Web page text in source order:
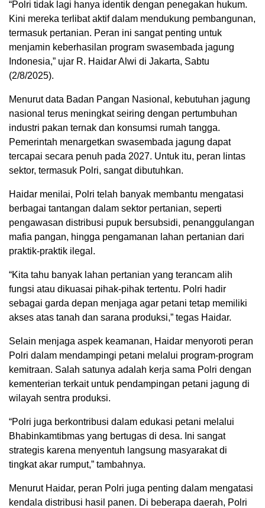
“Polri tidak lagi hanya identik dengan penegakan hukum.
Kini mereka terlibat aktif dalam mendukung pembangunan,
termasuk pertanian. Peran ini sangat penting untuk
menjamin keberhasilan program swasembada jagung
Indonesia,” ujar R. Haidar Alwi di Jakarta, Sabtu
(2/8/2025).
Menurut data Badan Pangan Nasional, kebutuhan jagung
nasional terus meningkat seiring dengan pertumbuhan
industri pakan ternak dan konsumsi rumah tangga.
Pemerintah menargetkan swasembada jagung dapat
tercapai secara penuh pada 2027. Untuk itu, peran lintas
sektor, termasuk Polri, sangat dibutuhkan.
Haidar menilai, Polri telah banyak membantu mengatasi
berbagai tantangan dalam sektor pertanian, seperti
pengawasan distribusi pupuk bersubsidi, penanggulangan
mafia pangan, hingga pengamanan lahan pertanian dari
praktik-praktik ilegal.
“Kita tahu banyak lahan pertanian yang terancam alih
fungsi atau dikuasai pihak-pihak tertentu. Polri hadir
sebagai garda depan menjaga agar petani tetap memiliki
akses atas tanah dan sarana produksi,” tegas Haidar.
Selain menjaga aspek keamanan, Haidar menyoroti peran
Polri dalam mendampingi petani melalui program-program
kemitraan. Salah satunya adalah kerja sama Polri dengan
kementerian terkait untuk pendampingan petani jagung di
wilayah sentra produksi.
“Polri juga berkontribusi dalam edukasi petani melalui
Bhabinkamtibmas yang bertugas di desa. Ini sangat
strategis karena menyentuh langsung masyarakat di
tingkat akar rumput,” tambahnya.
Menurut Haidar, peran Polri juga penting dalam mengatasi
kendala distribusi hasil panen. Di beberapa daerah, Polri